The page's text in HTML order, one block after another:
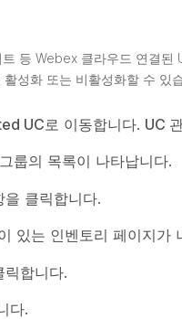
등 Webex 클라우드 연결된
성화 또는 비활성화할 수 있
UC로 이동합니다. UC
룹의 목록이 나타납니다.
을 클릭합니다.
있는 인벤토리 페이지가
릭합니다.
다.